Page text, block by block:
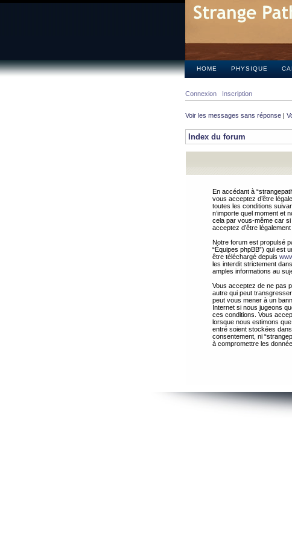
HOME PHYSIQUE
Connexion Inscription
Voir les messages sans réponse |
Index du forum
En accédant à
vous acceptez d’être
toutes les conditions
n’importe quel moment et
cela par vous-même car si
acceptez d’être
Notre forum est propulsé
“Équipes phpBB”) qui est
être téléchargé depuis
les interdit strictement
amples informations au
Vous acceptez de ne pas
autre qui peut
peut vous mener à un
Internet si nous jugeons
ces conditions. Vous
lorsque nous estimons
entré soient stockées
consentement, ni
à compromettre les